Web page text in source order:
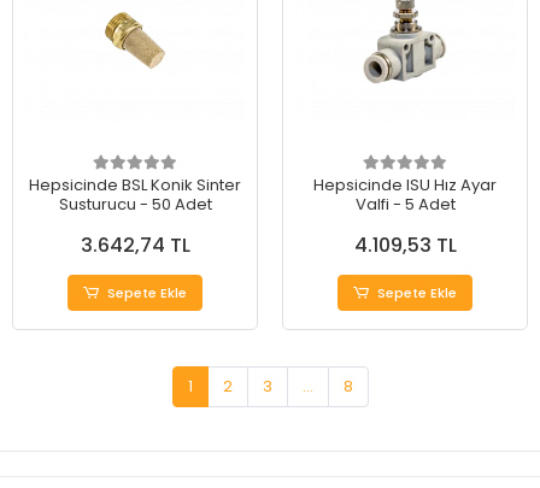
Hepsicinde BSL Konik Sinter
Susturucu - 50 Adet
3.642,74 TL
Sepete Ekle
Hepsicinde ISU Hız Ayar
Valfi - 5 Adet
4.109,53 TL
Sepete Ekle
1 2 3 ... 8